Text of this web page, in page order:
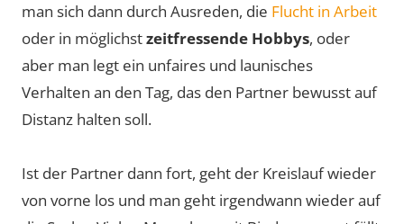
man sich dann durch Ausreden, die Flucht in Arbeit
oder in möglichstzeitfressende Hobbys, oder
aber man legt ein unfaires und launisches
Verhalten an den Tag, das den Partner bewusst auf
Distanz halten soll.
Ist der Partner dann fort, geht der Kreislauf wieder
von vorne los und man geht irgendwann wieder auf